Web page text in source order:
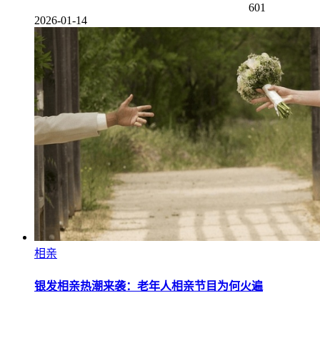
601
2026-01-14
相亲
银发相亲热潮来袭：老年人相亲节目为何火遍